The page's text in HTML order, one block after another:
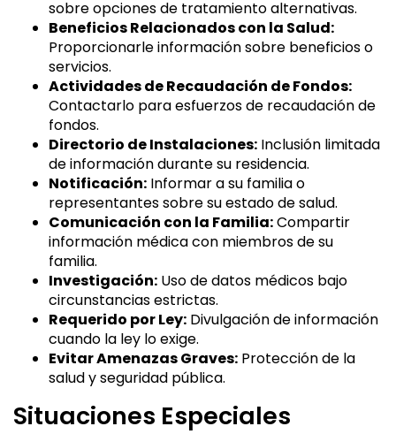
sobre opciones de tratamiento alternativas.
Beneficios Relacionados con la Salud:
Proporcionarle información sobre beneficios o
servicios.
Actividades de Recaudación de Fondos:
Contactarlo para esfuerzos de recaudación de
fondos.
Directorio de Instalaciones: Inclusión limitada
de información durante su residencia.
Notificación: Informar a su familia o
representantes sobre su estado de salud.
Comunicación con la Familia:Compartir
información médica con miembros de su
familia.
Investigación: Uso de datos médicos bajo
circunstancias estrictas.
Requerido por Ley: Divulgación de información
cuando la ley lo exige.
Evitar Amenazas Graves: Protección de la
salud y seguridad pública.
Situaciones Especiales